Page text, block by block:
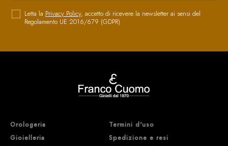
Letta la Privacy Policy, accetto di ricevere la newsletter ai sensi del
Regolamento UE 2016/679 (GDPR)
Orologeria
Gioielleria
Termini d'uso
Spedizione e resi